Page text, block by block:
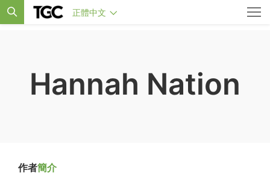
正體中文
Hannah Nation
作者簡介